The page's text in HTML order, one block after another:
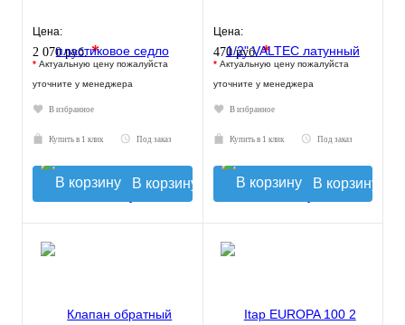
Цена:
2 070 руб.*
* Актуальную цену пожалуйста
уточните у менеджера
В избранное
Купить в 1 клик Под заказ
В корзину
Цена:
470 руб.*
* Актуальную цену пожалуйста
уточните у менеджера
В избранное
Купить в 1 клик Под заказ
В корзину